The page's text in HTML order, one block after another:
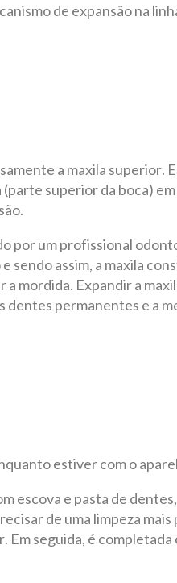
de expansão na
a maxila superior.
superior da boca)
por um profissional
sendo assim, a maxila
mordida. Expandir a
dentes permanentes e a
estiver com o
escova e pasta de
de uma limpeza
Em seguida, é completada